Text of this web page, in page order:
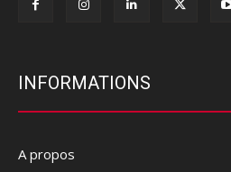
INFORMATIONS
A propos